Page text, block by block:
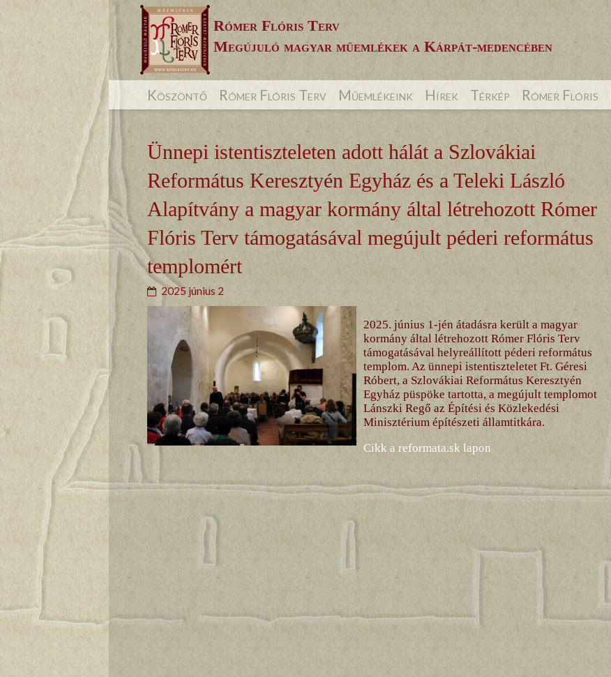
Skip
content
Rómer Flóris Terv
Megújuló magyar műemlékek a Kárpát-medencében
Köszöntő Rómer Flóris Terv Műemlékeink Hírek Térkép Rómer Flóris
Ünnepi istentiszteleten adott hálát a Szlovákiai
Református Keresztyén Egyház és a Teleki László
Alapítvány a magyar kormány által létrehozott Rómer
Flóris Terv támogatásával megújult péderi református
templomért
2025 június 2
2025. június 1-jén átadásra került a magyar
kormány által létrehozott Rómer Flóris Terv
támogatásával helyreállított péderi református
templom. Az ünnepi istentiszteletet Ft. Géresi
Róbert, a Szlovákiai Református Keresztyén
Egyház püspöke tartotta, a megújult templomot
Lánszki Regő az Építési és Közlekedési
Minisztérium építészeti államtitkára.
Cikk a reformata.sk lapon